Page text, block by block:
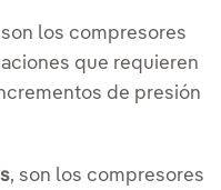
son los compresores
que requieren
de presión
, son los compresores